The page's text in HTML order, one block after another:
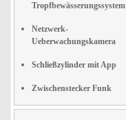
Tropfbewässerungssystem
Netzwerk-
Ueberwachungskamera
Schließzylinder mit App
Zwischenstecker Funk